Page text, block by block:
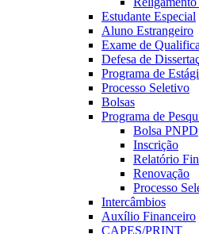
Estudante Especial
Aluno Estrangeiro
Exame de
Defesa de
Programa de
Processo Seletivo
Bolsas
Programa de
Bolsa PNPD
Inscrição
Relatório
Renovação
Processo
Intercâmbios
Auxílio Financeiro
CAPES/PRINT